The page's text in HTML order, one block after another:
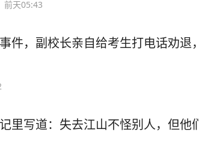
前天05:43
件，副校长亲自给考生打电话劝退
里写道：失去江山不怪别人，但他